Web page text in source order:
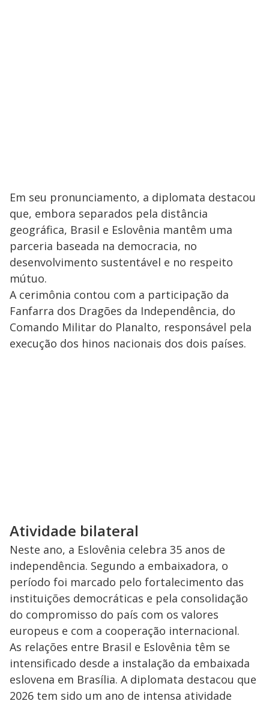
Em seu pronunciamento, a diplomata destacou
que, embora separados pela distância
geográfica, Brasil e Eslovênia mantêm uma
parceria baseada na democracia, no
desenvolvimento sustentável e no respeito
mútuo.
A cerimônia contou com a participação da
Fanfarra dos Dragões da Independência, do
Comando Militar do Planalto, responsável pela
execução dos hinos nacionais dos dois países.
Atividade bilateral
Neste ano, a Eslovênia celebra 35 anos de
independência. Segundo a embaixadora, o
período foi marcado pelo fortalecimento das
instituições democráticas e pela consolidação
do compromisso do país com os valores
europeus e com a cooperação internacional.
As relações entre Brasil e Eslovênia têm se
intensificado desde a instalação da embaixada
eslovena em Brasília. A diplomata destacou que
2026 tem sido um ano de intensa atividade